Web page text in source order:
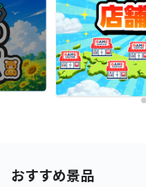
おすすめ景品